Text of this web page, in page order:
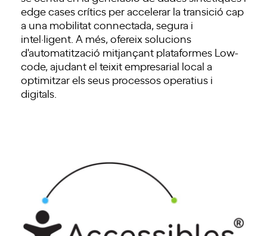
edge cases crítics per accelerar la transició cap
a una mobilitat connectada, segura i
intel·ligent. A més, ofereix solucions
d'automatització mitjançant plataformes Low-
code, ajudant el teixit empresarial local a
optimitzar els seus processos operatius i
digitals.